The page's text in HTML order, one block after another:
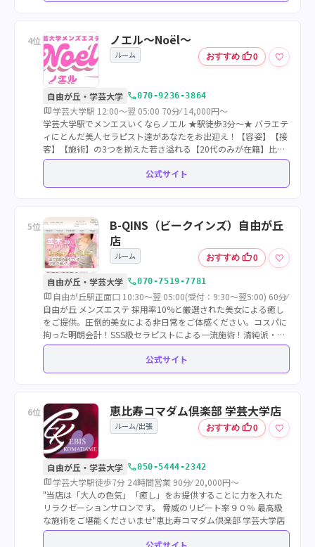
4位 ノエル〜Noël〜
ルーム おすすめ thumb_up0 ♡
自由が丘・学芸大学 call070-9236-3864
map学芸大学駅 12:00～翌 05:00 70分⁄ 14,000円～
学芸大学駅でメンエスいくならノエル ★駅徒歩3分〜★ バラエテ
ィにとんだ美人セラピスト達があなたをお出迎え！【容姿】【接
客】【施術】の3つを揃えた若さ溢れる【20代のみが在籍】比べ
てみたらやっぱり....ノエルでしょ...?公式Xにて割引情報配信中!
公式サイト
5位
B-QINS（ビークインズ）自由が丘
店
ルーム おすすめ thumb_up0
♡
自由が丘・学芸大学 call070-7519-7781
map 自由が丘駅正面口 10:30～翌 05:00(受付：9:30～翌5:00) 60分⁄
自由が丘 メンズエステ 採用率10%と厳選された美女による癒し
をご提供。圧倒的美女による非日常をご体感ください。コスパに
拘った明朗会計！SSS級セラピストによる一流施術！清純派・お
ねぇさん系・癒し系etc...様々なセラピストが在籍。完全個室プラ
公式サイト
6位 恵比寿コマダム倶楽部 学芸大学店
ルーム/出張 おすすめ thumb_up0 ♡
自由が丘・学芸大学 call050-5444-2342
map学芸大学駅徒歩7分 24時間営業 90分⁄ 20,000円～
"当店は「大人の色気」「癒し」をお提供することに力を入れた
リラクゼーションサロンです。 脅威のリピート率９０％ 最高級
な施術をご堪能くださいませ"恵比寿コマダム倶楽部 学芸大学店